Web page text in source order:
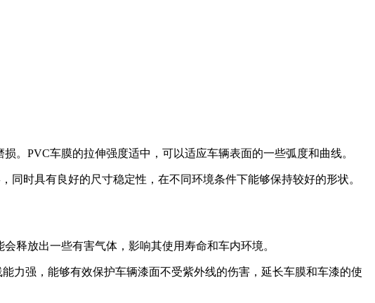
。PVC车膜的拉伸强度适中，可以适应车辆表面的一些弧度和曲线。
时具有良好的尺寸稳定性，在不同环境条件下能够保持较好的形状。
释放出一些有害气体，影响其使用寿命和车内环境。
力强，能够有效保护车辆漆面不受紫外线的伤害，延长车膜和车漆的使